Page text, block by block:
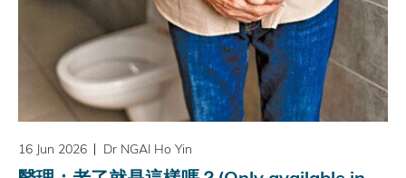
16 Jun 2026 Dr NGAI Ho Yin